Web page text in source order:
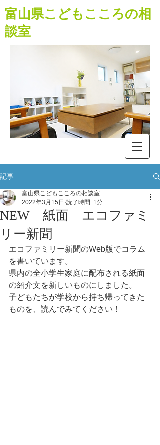
​富山県こどもこころの相
談室
記事
NEW 紙面 エコファミ
リー新聞
富山県こどもこころの相談室
2022年3月15日 読了時間: 1分
エコファミリー新聞のWeb版でコラム
を書いています。
県内の全小学生家庭に配布される紙面
の紹介文を新しいものにしました。
子どもたちが学校から持ち帰ってきた
ものを、読んでみてください！